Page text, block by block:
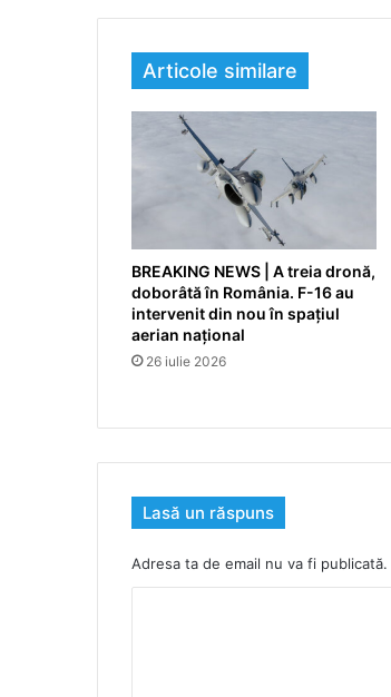
Articole similare
BREAKING NEWS | A treia dronă,
doborâtă în România. F-16 au
intervenit din nou în spațiul
aerian național
26 iulie 2026
Lasă un răspuns
Adresa ta de email nu va fi publicată.